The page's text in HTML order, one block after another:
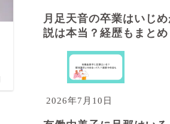
月足天音の卒業はいじ
説は本当？経歴もまとめ
2026年7月10日